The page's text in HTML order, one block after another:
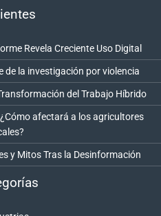
Revela Creciente Uso Digital
de la investigación por violencia
del Trabajo Híbrido
afectará a los agricultores
y Mitos Tras la Desinformación